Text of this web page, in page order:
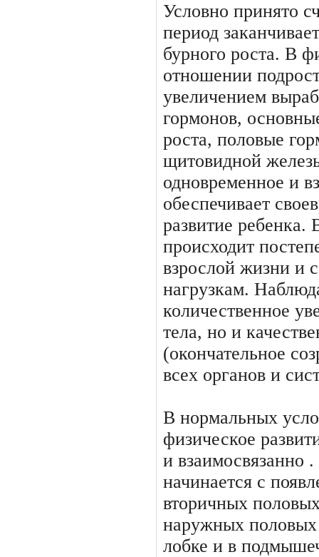
Условно принято
пери­од
бурного роста. В
отношении
увеличением
гормонов,
роста, половые
щитовидной
одновременное и
обеспечи­вает
развитие ребенка.
происходит
взрослой жизни и
нагрузкам.
количественное
тела, но и
(окончательное
всех органов и
В нормальных
фи­зическое
и взаимо­связанно
начинается с
вторичных
наружных половых
лобке и в